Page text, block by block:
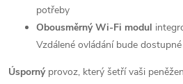
potřeby
Obousměrný Wi-Fi modul
Vzdálené ovládání bude
Úspornýprovoz, který šetří vaši